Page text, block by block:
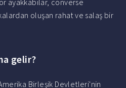
ayakkabılar, converse
oluşan rahat ve salaş bir
gelir?
Amerika Birleşik Devletleri'nin